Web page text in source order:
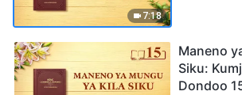
7:18
Maneno
Siku:
Dondoo